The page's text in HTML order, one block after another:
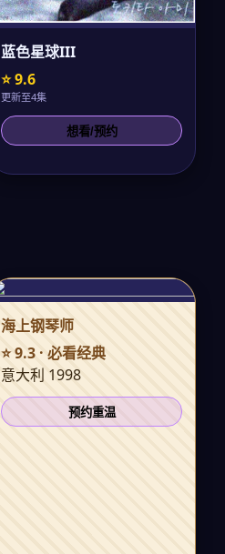
蓝色星球III
⭐ 9.6
更新至4集
想看/预约
海上钢琴师
⭐ 9.3 · 必看经典
意大利 1998
预约重温